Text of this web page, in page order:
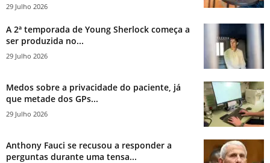
29 Julho 2026
A 2ª temporada de Young Sherlock começa a
ser produzida no...
29 Julho 2026
Medos sobre a privacidade do paciente, já
que metade dos GPs...
29 Julho 2026
Anthony Fauci se recusou a responder a
perguntas durante uma tensa...